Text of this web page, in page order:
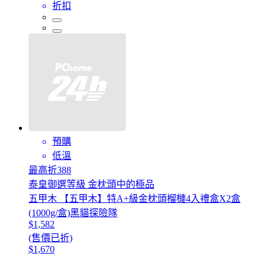
折扣
預購
低溫
最高折388
泰皇御選等級 金枕頭中的極品
五甲木 【五甲木】特A+級金枕頭榴槤4入禮盒X2盒
(1000g/盒)黑貓探險隊
$1,582
(售價已折)
$1,670